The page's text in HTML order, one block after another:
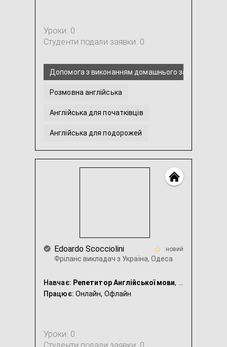
Уроки: 0
Студенти подали заявки: 0
Допомога з виконанням домашнього завдання з
Розмовна англійська
Англійська для початківців
Англійська для подорожей
Англійська для IT-фахівців
Edoardo Scocciolini
Фріланс викладач з Україна, Одеса
новий
Навчає: Репетитор Англійської мови, Репетитор Італійської мови
Працює: Онлайн, Офлайн
Уроки: 0